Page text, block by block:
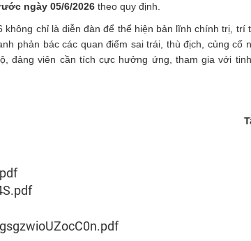
ngày 05/6/2026 theo quy định.
chỉ là diễn đàn để thể hiện bản lĩnh chính trị, trí
phản bác các quan điểm sai trái, thù địch, củng cố
đảng viên cần tích cực hưởng ứng, tham gia với